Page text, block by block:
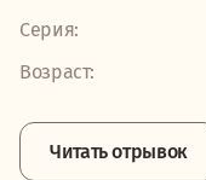
Серия:
Возраст:
Читать отрывок